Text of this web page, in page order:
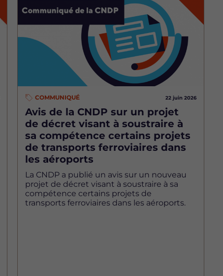
COMMUNIQUÉ 22 juin 2026
Avis de la CNDP sur un projet
de décret visant à soustraire à
sa compétence certains projets
de transports ferroviaires dans
les aéroports
La CNDP a publié un avis sur un nouveau
projet de décret visant à soustraire à sa
compétence certains projets de
transports ferroviaires dans les aéroports.